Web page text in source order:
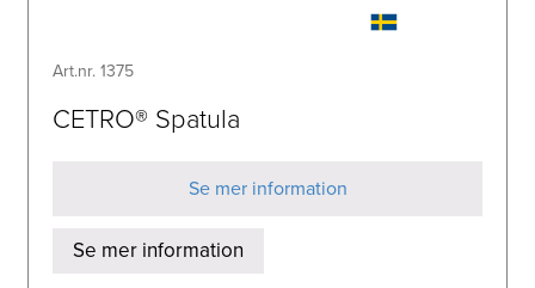
Art.nr. 1375
CETRO® Spatula
Se mer information
Se mer information